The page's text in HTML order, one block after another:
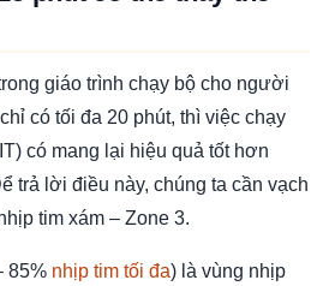
giáo trình chạy bộ cho người
có tối đa 20 phút, thì việc chạy
có mang lại hiệu quả tốt hơn
trả lời điều này, chúng ta cần vạch
tim xám – Zone 3.
85% nhịp tim tối đa) là vùng nhịp